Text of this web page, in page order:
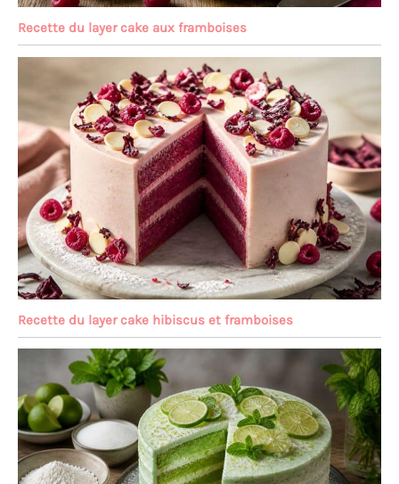
Recette du layer cake aux framboises
Recette du layer cake hibiscus et framboises